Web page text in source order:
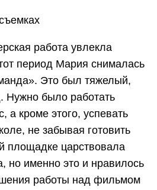
работа увлекла
период Мария снималась
Это был тяжелый,
Нужно было работать
а кроме этого, успевать
не забывая готовить
площадке царствовала
но именно это и нравилось
работы над фильмом